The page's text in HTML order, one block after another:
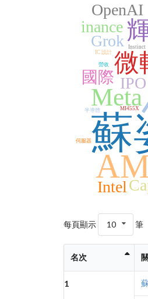
蘇
Meta
微
IPO
國際
OpenAI
Grok
Intel
inance
MI455X
Instinct
營收
半導體
伺服器
IC 設計
每頁顯示 10 筆
名次
1